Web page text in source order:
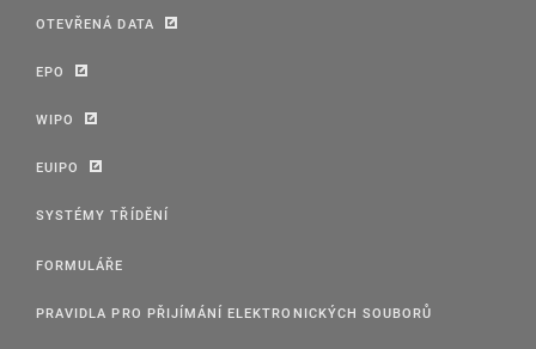
OTEVŘENÁ DATA
EPO
WIPO
EUIPO
SYSTÉMY TŘÍDĚNÍ
FORMULÁŘE
PRAVIDLA PRO PŘIJÍMÁNÍ ELEKTRONICKÝCH SOUBORŮ